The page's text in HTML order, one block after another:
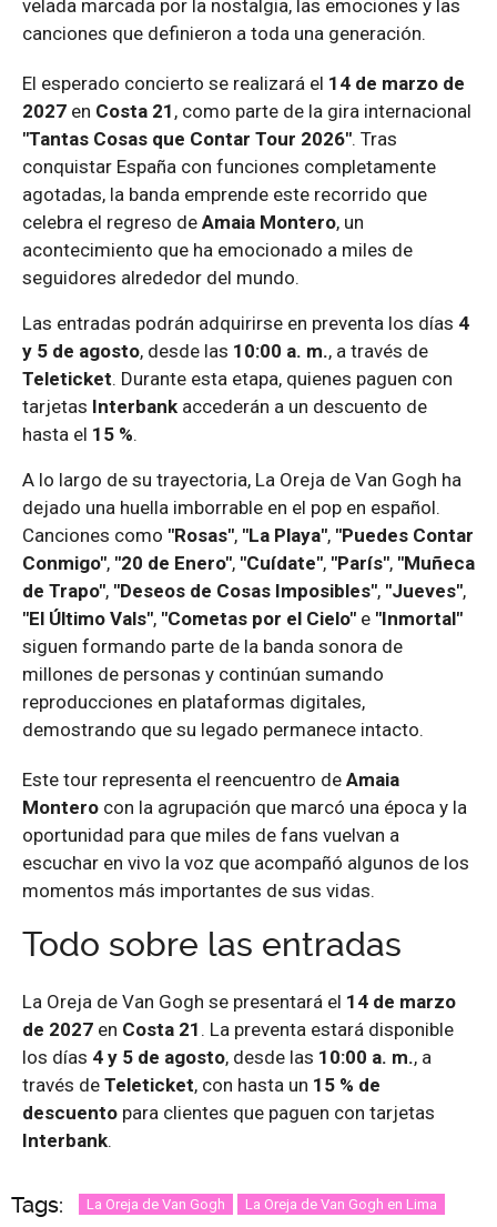
velada marcada por la nostalgia, las emociones y las
canciones que definieron a toda una generación.
El esperado concierto se realizará el 14 de marzo de
2027 en Costa 21 , como parte de la gira internacional
"Tantas Cosas que Contar Tour 2026". Tras
conquistar España con funciones completamente
agotadas, la banda emprende este recorrido que
celebra el regreso de Amaia Montero, un
acontecimiento que ha emocionado a miles de
seguidores alrededor del mundo.
Las entradas podrán adquirirse en preventa los días 4
y 5 de agosto, desde las 10:00 a. m., a través de
Teleticket. Durante esta etapa, quienes paguen con
tarjetas Interbank accederán a un descuento de
hasta el 15 %.
A lo largo de su trayectoria, La Oreja de Van Gogh ha
dejado una huella imborrable en el pop en español.
Canciones como "Rosas", "La Playa", "Puedes Contar
Conmigo", "20 de Enero", "Cuídate", "París", "Muñeca
de Trapo", "Deseos de Cosas Imposibles", "Jueves",
"El Último Vals", "Cometas por el Cielo" e "Inmortal"
siguen formando parte de la banda sonora de
millones de personas y continúan sumando
reproducciones en plataformas digitales,
demostrando que su legado permanece intacto.
Este tour representa el reencuentro de Amaia
Montero con la agrupación que marcó una época y la
oportunidad para que miles de fans vuelvan a
escuchar en vivo la voz que acompañó algunos de los
momentos más importantes de sus vidas.
Todo sobre las entradas
La Oreja de Van Gogh se presentará el 14 de marzo
de 2027 en Costa 21 . La preventa estará disponible
los días 4 y 5 de agosto, desde las 10:00 a. m., a
través de Teleticket, con hasta un 15 % de
descuento para clientes que paguen con tarjetas
Interbank.
Tags: La Oreja de Van Gogh La Oreja de Van Gogh en Lima